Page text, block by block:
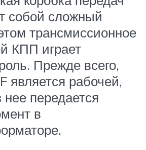
собой сложный
трансмиссионное
КПП играет
Прежде всего,
является рабочей,
нее передается
в